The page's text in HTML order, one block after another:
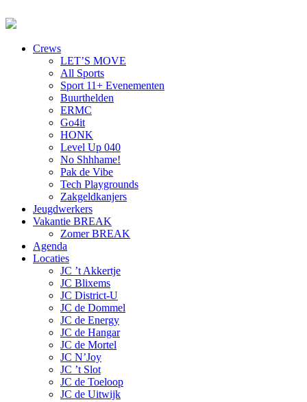
Crews
LET’S MOVE
All Sports
Sport 11+ Evenementen
Buurthelden
ERMC
Go4it
HONK
Level Up 040
No Shhhame!
Pak de Vibe
Tech Playgrounds
Zakgeldkanjers
Jeugdwerkers
Vakantie BREAK
Zomer BREAK
Agenda
Locaties
JC ’t Akkertje
JC Blixems
JC District-U
JC de Dommel
JC de Energy
JC de Hangar
JC de Mortel
JC N’Joy
JC ’t Slot
JC de Toeloop
JC de Uitwijk